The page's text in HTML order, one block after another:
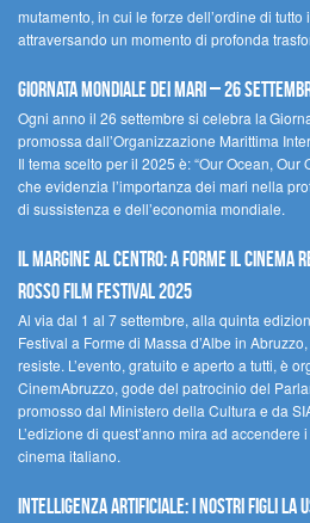
mutamento, in cui le forze dell’ordine di tutto
attraversando un momento di profonda
Giornata Mondiale dei Mari – 26
Ogni anno il 26 settembre si celebra la
promossa dall’Organizzazione Marittima
Il tema scelto per il 2025 è: “Our Ocean, Our
che evidenzia l’importanza dei mari nella
di sussistenza e dell’economia mondiale.
Il margine al centro: a Forme il cinema
Rosso Film Festival 2025
Al via dal 1 al 7 settembre, alla quinta
Festival a Forme di Massa d’Albe in
resiste. L’evento, gratuito e aperto a tutti, è
CinemAbruzzo, gode del patrocinio del
promosso dal Ministero della Cultura e da
L’edizione di quest’anno mira ad
cinema italiano.
Intelligenza artificiale: i nostri figli la